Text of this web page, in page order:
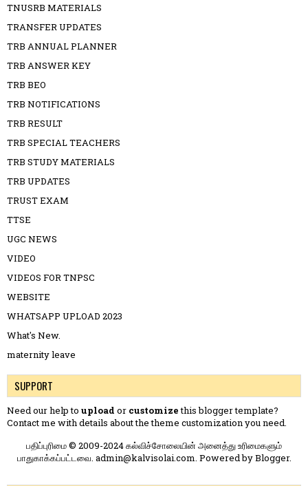
TNUSRB MATERIALS
TRANSFER UPDATES
TRB ANNUAL PLANNER
TRB ANSWER KEY
TRB BEO
TRB NOTIFICATIONS
TRB RESULT
TRB SPECIAL TEACHERS
TRB STUDY MATERIALS
TRB UPDATES
TRUST EXAM
TTSE
UGC NEWS
VIDEO
VIDEOS FOR TNPSC
WEBSITE
WHATSAPP UPLOAD 2023
What's New.
maternity leave
SUPPORT
Need our help to upload or customizethis blogger template?
Contact me with details about the theme customization you need.
பதிப்புரிமை © 2009-2024 கல்விச்சோலையின் அனைத்து உரிமைகளும்
பாதுகாக்கப்பட்டவை. admin@kalvisolai.com. Powered byBlogger.